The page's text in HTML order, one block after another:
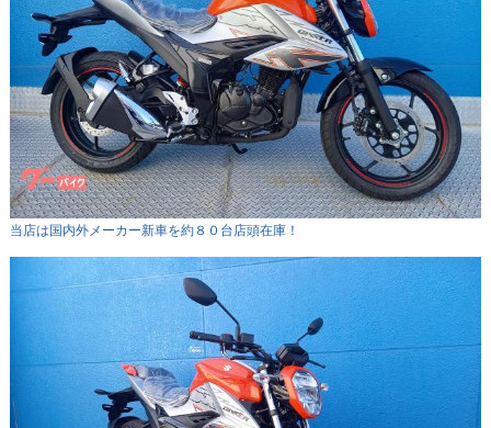
当店は国内外メーカー新車を約８０台店頭在庫！